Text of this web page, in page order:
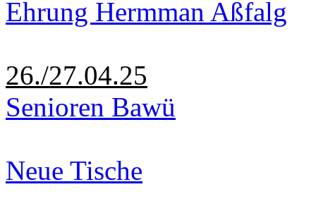
Ehrung Hermman Aßfalg
26./27.04.25
Senioren Bawü
Neue Tische